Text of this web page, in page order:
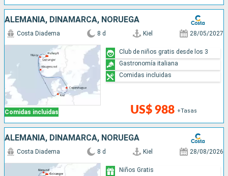
ALEMANIA, DINAMARCA, NORUEGA
Comidas incluidas
Costa Diadema 8 d Kiel 28/05/2027
US$ 988 +Tasas
Club de niños gratis desde los 3
Gastronomía italiana
Comidas incluidas
ALEMANIA, DINAMARCA, NORUEGA
Costa Diadema 8 d Kiel 28/08/2026
Niños Gratis